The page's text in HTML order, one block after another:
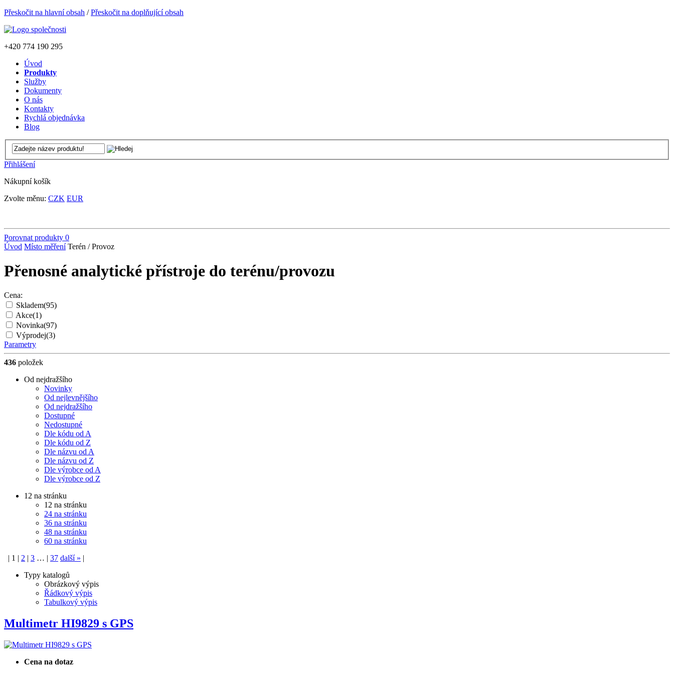
Přeskočit na hlavní obsah /Přeskočit na doplňující obsah
+420 774 190 295
Úvod
Produkty
Služby
Dokumenty
O nás
Kontakty
Rychlá objednávka
Blog
Přihlášení
Nákupní košík
Zvolte měnu: CZK EUR
Porovnat produkty 0
Úvod Místo měření Terén / Provoz
Přenosné analytické přístroje do terénu/provozu
Cena:
Skladem(95)
Akce(1)
Novinka(97)
Výprodej(3)
Parametry
436 položek
Od nejdražšího
Novinky
Od nejlevnějšího
Od nejdražšího
Dostupné
Nedostupné
Dle kódu od A
Dle kódu od Z
Dle názvu od A
Dle názvu od Z
Dle výrobce od A
Dle výrobce od Z
12 na stránku
12 na stránku
24 na stránku
36 na stránku
48 na stránku
60 na stránku
1 2 3 … 37 další »
Typy katalogů
Obrázkový výpis
Řádkový výpis
Tabulkový výpis
Multimetr HI9829 s GPS
Cena na dotaz